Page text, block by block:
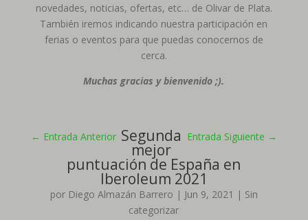
novedades, noticias, ofertas, etc… de Olivar de Plata.
También iremos indicando nuestra participación en
ferias o eventos para que puedas conocernos de
cerca.
Muchas gracias y bienvenido ;).
← Entrada Anterior Entrada Siguiente →
Segunda
mejor
puntuación de España en
Iberoleum 2021
por Diego Almazán Barrero | Jun 9, 2021 | Sin
categorizar